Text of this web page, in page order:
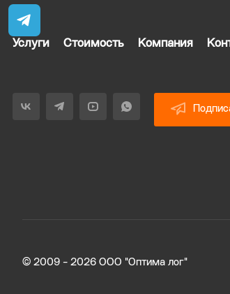
Услуги Стоимость Компания
© 2009 - 2026 ООО "Оптима лог"